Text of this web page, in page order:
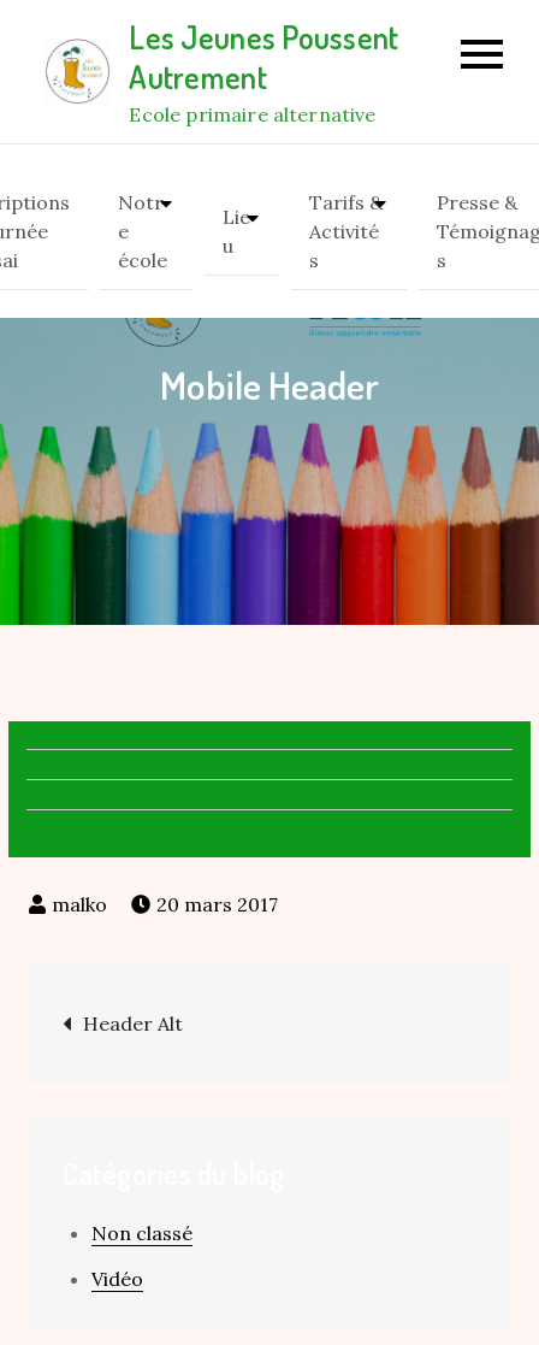
content
Les Jeunes Poussent
Autrement
Ecole primaire alternative
Notr
e
école
Lie
u
Tarifs &
Activité
s
Presse &
s
Mobile Header
20 mars 2017
Navigation
Header Alt
Non classé
Vidéo